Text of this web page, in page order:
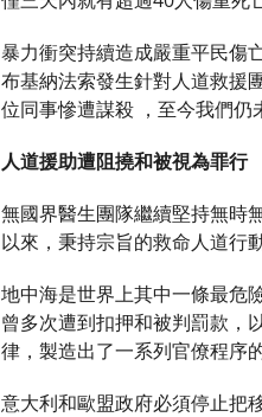
暴力衝突持續造成嚴重平民傷
布基納法索發生針對人道救援
位同事慘遭謀殺 ，至今我們仍
人道援助遭阻撓和被視為罪行
無國界醫生團隊繼續堅持無時
以來，秉持宗旨的救命人道行
地中海是世界上其中一條最危
曾多次遭到扣押和被判罰款，
律，製造出了一系列官僚程序
意大利和歐盟政府必須停止把